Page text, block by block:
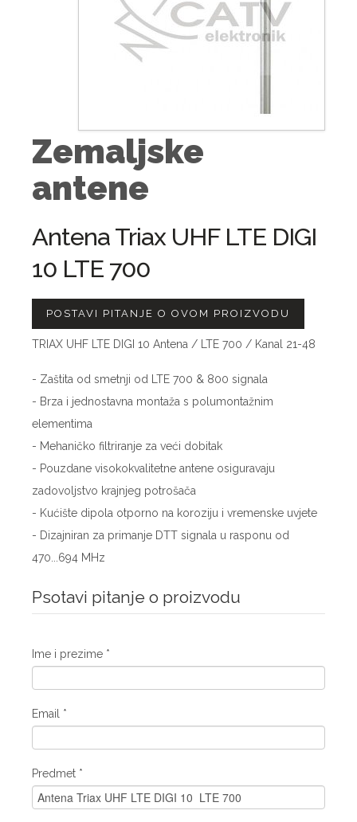
Zemaljske
antene
Antena Triax UHF LTE DIGI
10 LTE 700
POSTAVI PITANJE O OVOM PROIZVODU
TRIAX UHF LTE DIGI 10 Antena / LTE 700 / Kanal 21-48
- Zaštita od smetnji od LTE 700 & 800 signala
- Brza i jednostavna montaža s polumontažnim
elementima
- Mehaničko filtriranje za veći dobitak
- Pouzdane visokokvalitetne antene osiguravaju
zadovoljstvo krajnjeg potrošača
- Kućište dipola otporno na koroziju i vremenske uvjete
- Dizajniran za primanje DTT signala u rasponu od
470...694 MHz
Psotavi pitanje o proizvodu
Ime i prezime *
Email *
Predmet *